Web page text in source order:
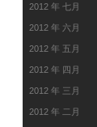
2012 年 七月
2012 年 六月
2012 年 五月
2012 年 四月
2012 年 三月
2012 年 二月